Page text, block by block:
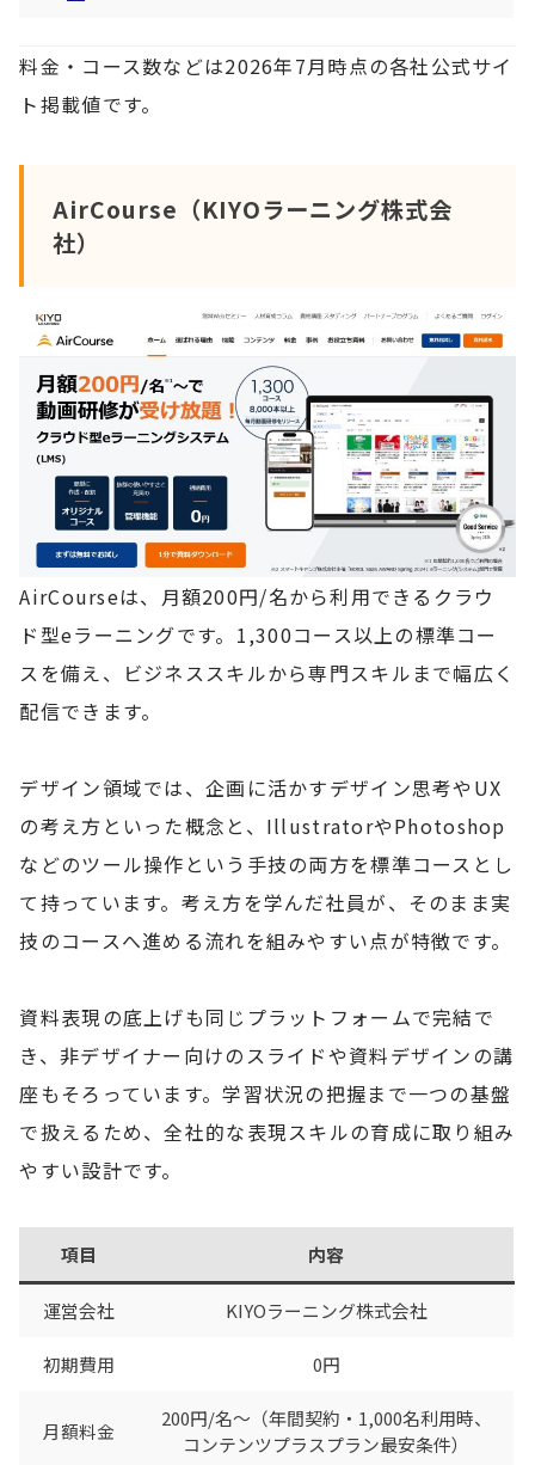
料金・コース数などは2026年7月時点の各社公式サイ
ト掲載値です。
AirCourse（KIYOラーニング株式会
社）
AirCourseは、月額200円/名から利用できるクラウ
ド型eラーニングです。1,300コース以上の標準コー
スを備え、ビジネススキルから専門スキルまで幅広く
配信できます。
デザイン領域では、企画に活かすデザイン思考やUX
の考え方といった概念と、IllustratorやPhotoshop
などのツール操作という手技の両方を標準コースとし
て持っています。考え方を学んだ社員が、そのまま実
技のコースへ進める流れを組みやすい点が特徴です。
資料表現の底上げも同じプラットフォームで完結で
き、非デザイナー向けのスライドや資料デザインの講
座もそろっています。学習状況の把握まで一つの基盤
で扱えるため、全社的な表現スキルの育成に取り組み
やすい設計です。
項目 内容
運営会社 KIYOラーニング株式会社
初期費用 0円
月額料金
200円/名〜（年間契約・1,000名利用時、
コンテンツプラスプラン最安条件）